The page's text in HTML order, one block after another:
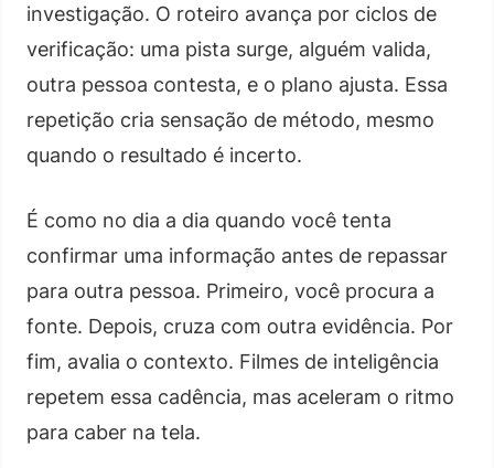
investigação. O roteiro avança por ciclos de
verificação: uma pista surge, alguém valida,
outra pessoa contesta, e o plano ajusta. Essa
repetição cria sensação de método, mesmo
quando o resultado é incerto.
É como no dia a dia quando você tenta
confirmar uma informação antes de repassar
para outra pessoa. Primeiro, você procura a
fonte. Depois, cruza com outra evidência. Por
fim, avalia o contexto. Filmes de inteligência
repetem essa cadência, mas aceleram o ritmo
para caber na tela.